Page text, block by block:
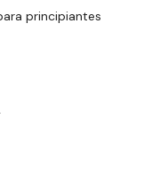
principiantes